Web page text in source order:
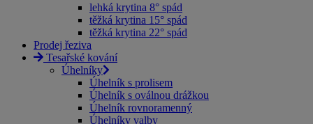
lehká krytina 8° spád
těžká krytina 15° spád
těžká krytina 22° spád
Prodej řeziva
Tesařské kování
Úhelníky
Úhelník s prolisem
Úhelník s oválnou drážkou
Úhelník rovnoramenný
Úhelníky valby